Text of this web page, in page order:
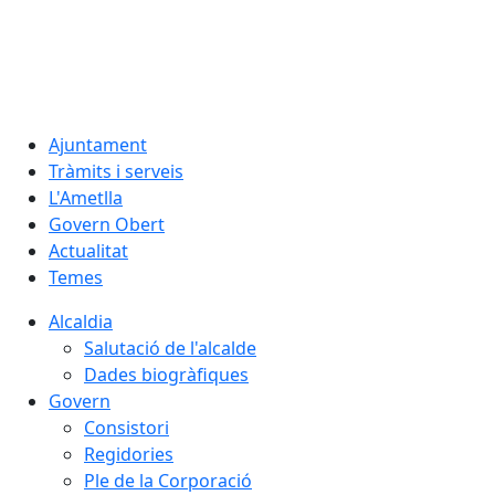
Ajuntament
Tràmits i serveis
L'Ametlla
Govern Obert
Actualitat
Temes
Alcaldia
Salutació de l'alcalde
Dades biogràfiques
Govern
Consistori
Regidories
Ple de la Corporació